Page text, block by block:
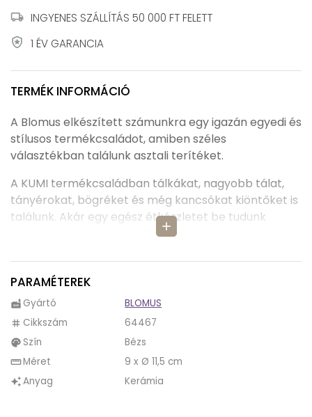
local_shipping INGYENES SZÁLLÍTÁS 50 000 FT FELETT
local_police 1 ÉV GARANCIA
TERMÉK INFORMÁCIÓ
add
A Blomus elkészített számunkra egy igazán egyedi és
stílusos termékcsaládot, amiben széles
választékban találunk asztali terítéket.
A KUMI termékcsaládban tálkákat, nagyobb tálat,
tányérokat, bögréket és még kancsókat kiöntőket is
találunk. Akár egy egész étkészletet be tudunk
szerezni a KUMI termékeiből.
A KUMI bögre a Japán stílust eleveníti meg szemünk
előtt. Igazán egyedi és stílusos megjelenést tár a
szemünk elé. Tökéletesen illik a KUMI termékcsalád
többi tagjához, főleg a teáskannához és a
kávéscsészékhez.
Több színben is kapható a KUMI bögre. Két színben
kapható: barna és bézs. Mindkét szín egyszerű és
letisztult, így elegánsan fogja prezentálni ételeinket.
PARAMÉTEREK
factory Gyártó BLOMUS
tag Cikkszám 64467
palette Szín Bézs
straightenMéret 9 x Ø 11,5 cm
auto_awesomeAnyag Kerámia